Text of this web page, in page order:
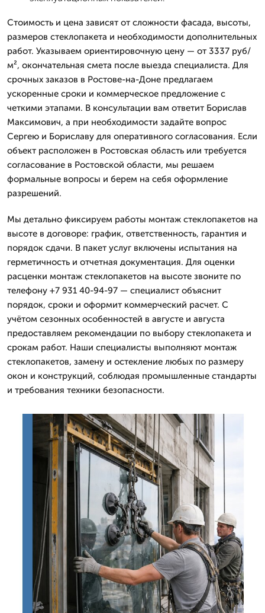
Стоимость и цена зависят от сложности фасада, высоты,
размеров стеклопакета и необходимости дополнительных
работ. Указываем ориентировочную цену — от 3337 руб/
м², окончательная смета после выезда специалиста. Для
срочных заказов в Ростове-на-Доне предлагаем
ускоренные сроки и коммерческое предложение с
четкими этапами. В консультации вам ответит Борислав
Максимович, а при необходимости задайте вопрос
Сергею и Бориславу для оперативного согласования. Если
объект расположен в Ростовская область или требуется
согласование в Ростовской области, мы решаем
формальные вопросы и берем на себя оформление
разрешений.
Мы детально фиксируем работы монтаж стеклопакетов на
высоте в договоре: график, ответственность, гарантия и
порядок сдачи. В пакет услуг включены испытания на
герметичность и отчетная документация. Для оценки
расценки монтаж стеклопакетов на высоте звоните по
телефону +7 931 40-94-97 — специалист объяснит
порядок, сроки и оформит коммерческий расчет. С
учётом сезонных особенностей в августе и августа
предоставляем рекомендации по выбору стеклопакета и
срокам работ. Наши специалисты выполняют монтаж
стеклопакетов, замену и остекление любых по размеру
окон и конструкций, соблюдая промышленные стандарты
и требования техники безопасности.